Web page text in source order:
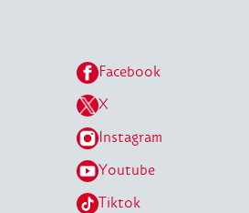
Facebook
X
Instagram
Youtube
Tiktok